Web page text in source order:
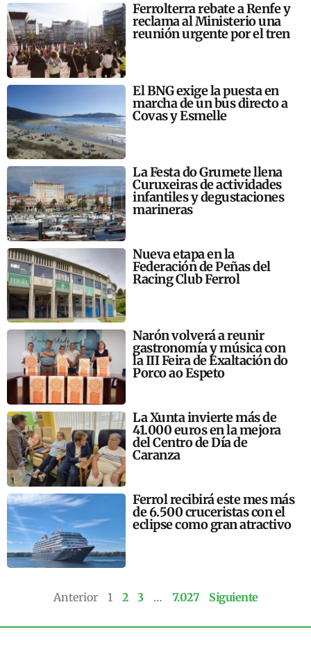
Ferrolterra rebate a Renfe y
reclama al Ministerio una
reunión urgente por el tren
El BNG exige la puesta en
marcha de un bus directo a
Covas y Esmelle
La Festa do Grumete llena
Curuxeiras de actividades
infantiles y degustaciones
marineras
Nueva etapa en la
Federación de Peñas del
Racing Club Ferrol
Narón volverá a reunir
gastronomía y música con
la III Feira de Exaltación do
Porco ao Espeto
La Xunta invierte más de
41.000 euros en la mejora
del Centro de Día de
Caranza
Ferrol recibirá este mes más
de 6.500 cruceristas con el
eclipse como gran atractivo
Anterior 1 2 3 … 7.027 Siguiente